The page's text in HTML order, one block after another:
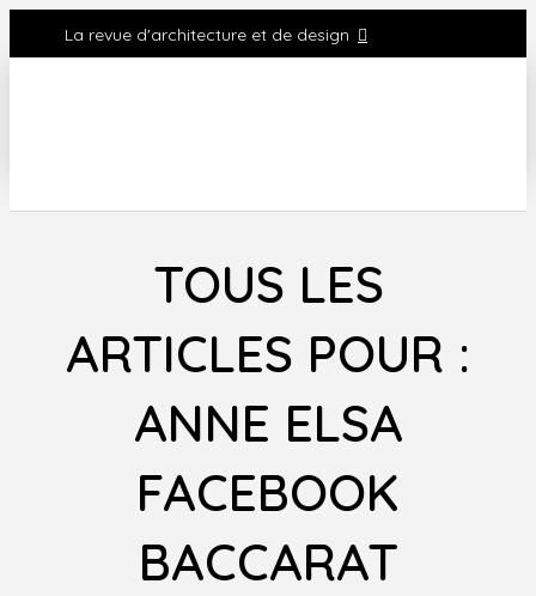
La revue d'architecture et de design
TOUS LES
ARTICLES POUR :
ANNE ELSA
FACEBOOK
BACCARAT